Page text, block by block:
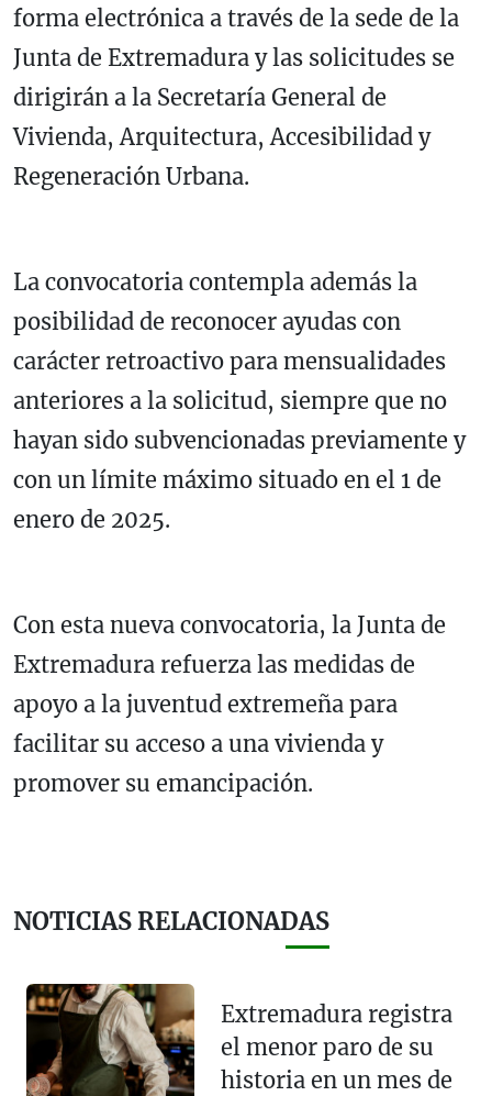
forma electrónica a través de la sede de la
Junta de Extremadura y las solicitudes se
dirigirán a la Secretaría General de
Vivienda, Arquitectura, Accesibilidad y
Regeneración Urbana.
La convocatoria contempla además la
posibilidad de reconocer ayudas con
carácter retroactivo para mensualidades
anteriores a la solicitud, siempre que no
hayan sido subvencionadas previamente y
con un límite máximo situado en el 1 de
enero de 2025.
Con esta nueva convocatoria, la Junta de
Extremadura refuerza las medidas de
apoyo a la juventud extremeña para
facilitar su acceso a una vivienda y
promover su emancipación.
NOTICIAS RELACIONADAS
Extremadura registra
el menor paro de su
historia en un mes de